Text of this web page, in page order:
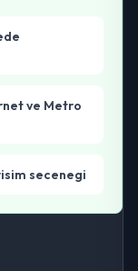
ve Metro
secenegi